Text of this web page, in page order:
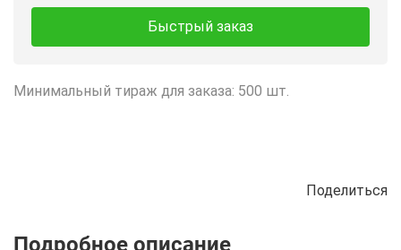
Быстрый заказ
Минимальный тираж для заказа: 500 шт.
Поделиться
Описание Отзывы Рецепты